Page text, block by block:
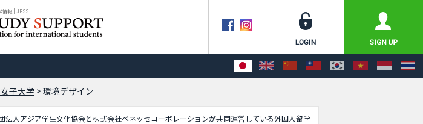
情報 | JPSS
子大学 >環境デザイン
法人アジア学生文化協会と株式会社ベネッセコーポレーションが共同運営している外国人留学